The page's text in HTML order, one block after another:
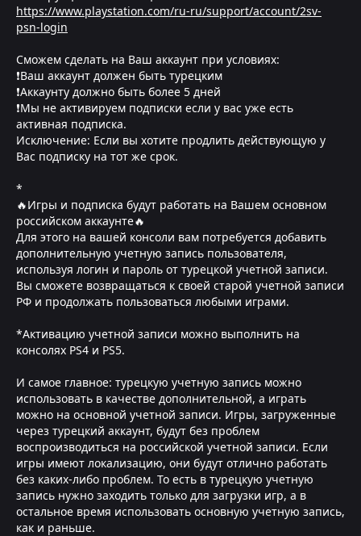
https://www.playstation.com/ru-ru/support/account/2sv-
psn-login
Сможем сделать на Ваш аккаунт при условиях:
❗Ваш аккаунт должен быть турецким
❗Аккаунту должно быть более 5 дней
❗Мы не активируем подписки если у вас уже есть
активная подписка.
Исключение: Если вы хотите продлить действующую у
Вас подписку на тот же срок.
*
🔥Игры и подписка будут работать на Вашем основном
российском аккаунте🔥
Для этого на вашей консоли вам потребуется добавить
дополнительную учетную запись пользователя,
используя логин и пароль от турецкой учетной записи.
Вы сможете возвращаться к своей старой учетной записи
РФ и продолжать пользоваться любыми играми.
*Активацию учетной записи можно выполнить на
консолях PS4 и PS5.
И самое главное: турецкую учетную запись можно
использовать в качестве дополнительной, а играть
можно на основной учетной записи. Игры, загруженные
через турецкий аккаунт, будут без проблем
воспроизводиться на российской учетной записи. Если
игры имеют локализацию, они будут отлично работать
без каких-либо проблем. То есть в турецкую учетную
запись нужно заходить только для загрузки игр, а в
остальное время использовать основную учетную запись,
как и раньше.